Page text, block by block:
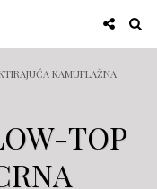
KAMUFLAŽNA
TOP